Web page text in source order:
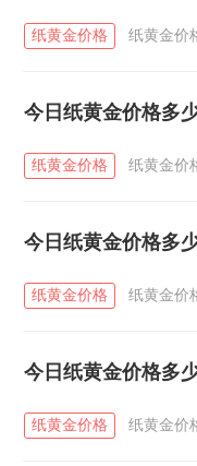
纸黄金价格 纸黄金价
今日纸黄金价格多
纸黄金价格 纸黄金价
今日纸黄金价格多
纸黄金价格 纸黄金价
今日纸黄金价格多
纸黄金价格 纸黄金价